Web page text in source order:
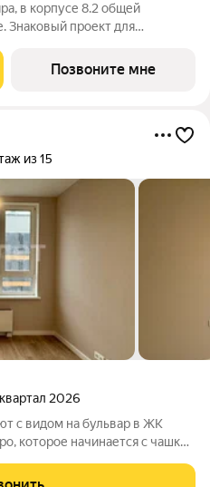
в корпусе 8.2 общей
Знаковый проект для
Кутузовском проспекте и
Позвоните мне
из 15
квартал 2026
с видом на бульвар в ЖК
которое начинается с чашки
Эта квартира на 11